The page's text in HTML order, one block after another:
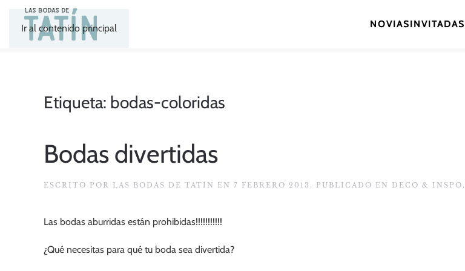
Ir al contenido principal NOVIASINVITADAS
Etiqueta: bodas-coloridas
Bodas divertidas
ESCRITO POR LAS BODAS DE TATÍN EN 7 FEBRERO 2013 . PUBLICADO EN DECO & INSPO ,
Las bodas aburridas están prohibidas!!!!!!!!!!!
¿Qué necesitas para qué tu boda sea divertida?